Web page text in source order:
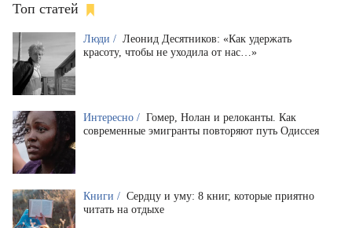
Топ статей
Люди / Леонид Десятников: «Как удержать
красоту, чтобы не уходила от нас…»
Интересно / Гомер, Нолан и релоканты. Как
современные эмигранты повторяют путь Одиссея
Книги / Сердцу и уму: 8 книг, которые приятно
читать на отдыхе